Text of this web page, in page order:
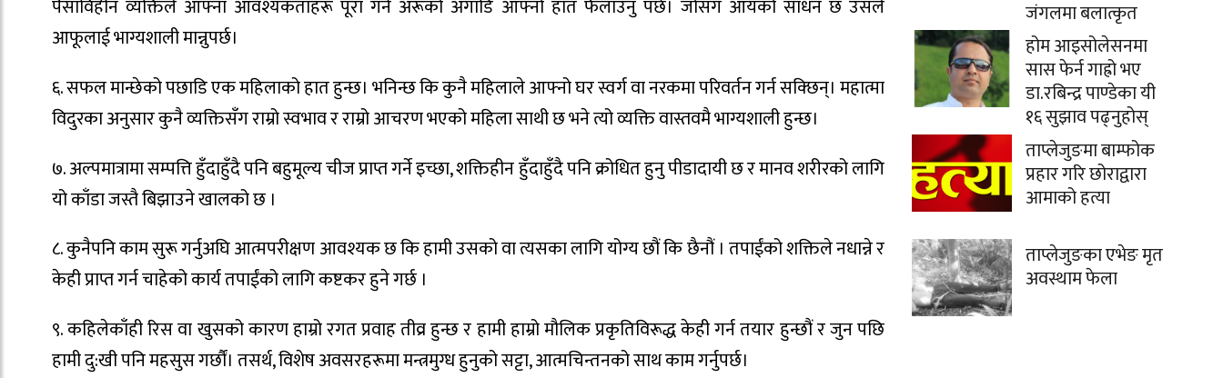
पैसाविहीन व्यक्तिले आफ्ना आवश्यकताहरू पूरा गर्न अरूको अगाडि आफ्नो हात फैलाउनु पर्छ। जोसँग आयको साधन छ उसले
आफूलाई भाग्यशाली मान्नुपर्छ।
६. सफल मान्छेको पछाडि एक महिलाको हात हुन्छ। भनिन्छ कि कुनै महिलाले आफ्नो घर स्वर्ग वा नरकमा परिवर्तन गर्न सक्छिन्। महात्मा
विदुरका अनुसार कुनै व्यक्तिसँग राम्रो स्वभाव र राम्रो आचरण भएको महिला साथी छ भने त्यो व्यक्ति वास्तवमै भाग्यशाली हुन्छ।
७. अल्पमात्रामा सम्पत्ति हुँदाहुँदै पनि बहुमूल्य चीज प्राप्त गर्ने इच्छा, शक्तिहीन हुँदाहुँदै पनि क्रोधित हुनु पीडादायी छ र मानव शरीरको लागि
यो काँडा जस्तै बिझाउने खालको छ ।
८‍. कुनैपनि काम सुरू गर्नुअघि आत्मपरीक्षण आवश्यक छ कि हामी उसको वा त्यसका लागि योग्य छौं कि छैनौं । तपाईंको शक्तिले नधान्ने र
केही प्राप्त गर्न चाहेको कार्य तपाईंको लागि कष्टकर हुने गर्छ ।
९‍. कहिलेकाँही रिस वा खुसको कारण हाम्रो रगत प्रवाह तीव्र हुन्छ र हामी हाम्रो मौलिक प्रकृतिविरूद्ध केही गर्न तयार हुन्छौं र जुन पछि
हामी दु:खी पनि महसुस गर्छौं। तसर्थ, विशेष अवसरहरूमा मन्त्रमुग्ध हुनुको सट्टा, आत्मचिन्तनको साथ काम गर्नुपर्छ।
जंगलमा बलात्कृत
होम आइसोलेसनमा
सास फेर्न गाह्रो भए
डा.रबिन्द्र पाण्डेका यी
१६ सुझाव पढ्नुहोस्
ताप्लेजुङमा बाम्फोक
प्रहार गरि छोराद्वारा
आमाको हत्या
ताप्लेजुङका एभेङ मृत
अवस्थाम फेला